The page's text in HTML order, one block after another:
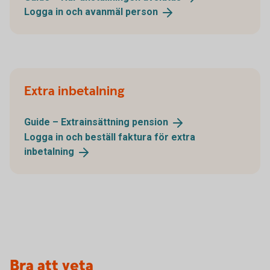
Logga in och avanmäl person
Extra inbetalning
Guide – Extrainsättning pension
Logga in och beställ faktura för extra
inbetalning